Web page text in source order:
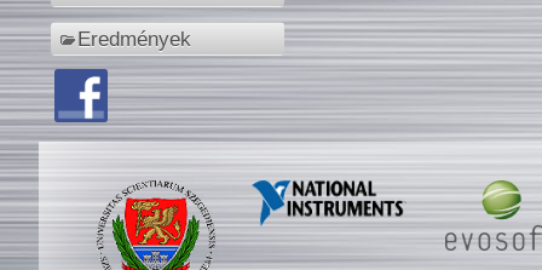
Eredmények